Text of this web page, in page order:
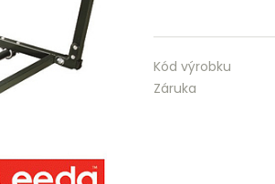
Kód výrobku
Záruka